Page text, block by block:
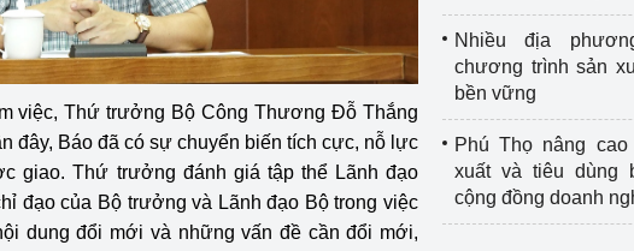
việc, Thứ trưởng Bộ Công Thương Đỗ Thắng
đây, Báo đã có sự chuyển biến tích cực, nỗ lực
giao. Thứ trưởng đánh giá tập thể Lãnh đạo
đạo của Bộ trưởng và Lãnh đạo Bộ trong việc
dung đổi mới và những vấn đề cần đổi mới,
Nhiều địa
chương trình sản
bền vững
Phú Thọ nâng
xuất và tiêu dùng
cộng đồng doanh